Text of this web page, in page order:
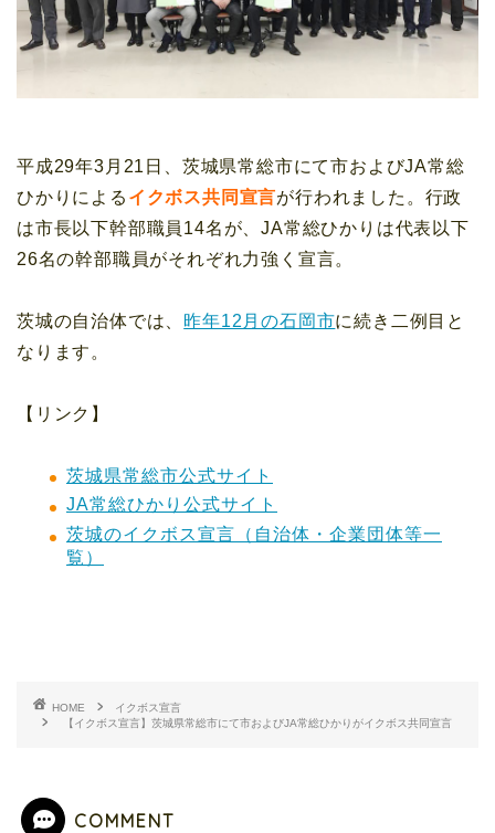
平成29年3月21日、茨城県常総市にて市およびJA常総
ひかりによる イクボス共同宣言が行われました。行政
は市長以下幹部職員14名が、JA常総ひかりは代表以下
26名の幹部職員がそれぞれ力強く宣言。
茨城の自治体では、 昨年12月の石岡市に続き二例目と
なります。
【リンク】
茨城県常総市公式サイト
JA常総ひかり公式サイト
茨城のイクボス宣言（自治体・企業団体等一
覧）
HOME
イクボス宣言
【イクボス宣言】茨城県常総市にて市およびJA常総ひかりがイクボス共同宣言
COMMENT